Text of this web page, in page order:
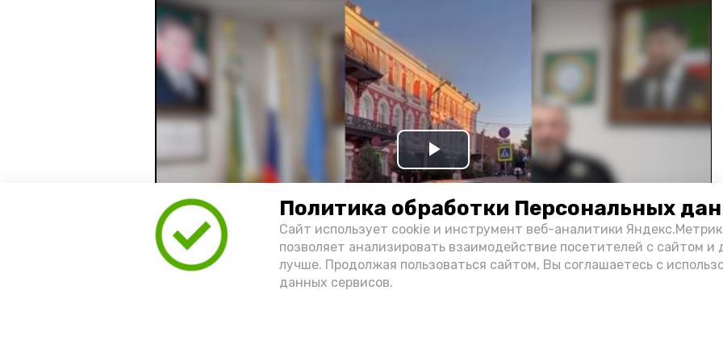
Политика обработки Персональных
Сайт использует cookie и инструмент веб-аналитики
позволяет анализировать взаимодействие посетителей с сайтом и
лучше. Продолжая пользоваться сайтом, Вы соглашаетесь с
данных сервисов.
Play
Video